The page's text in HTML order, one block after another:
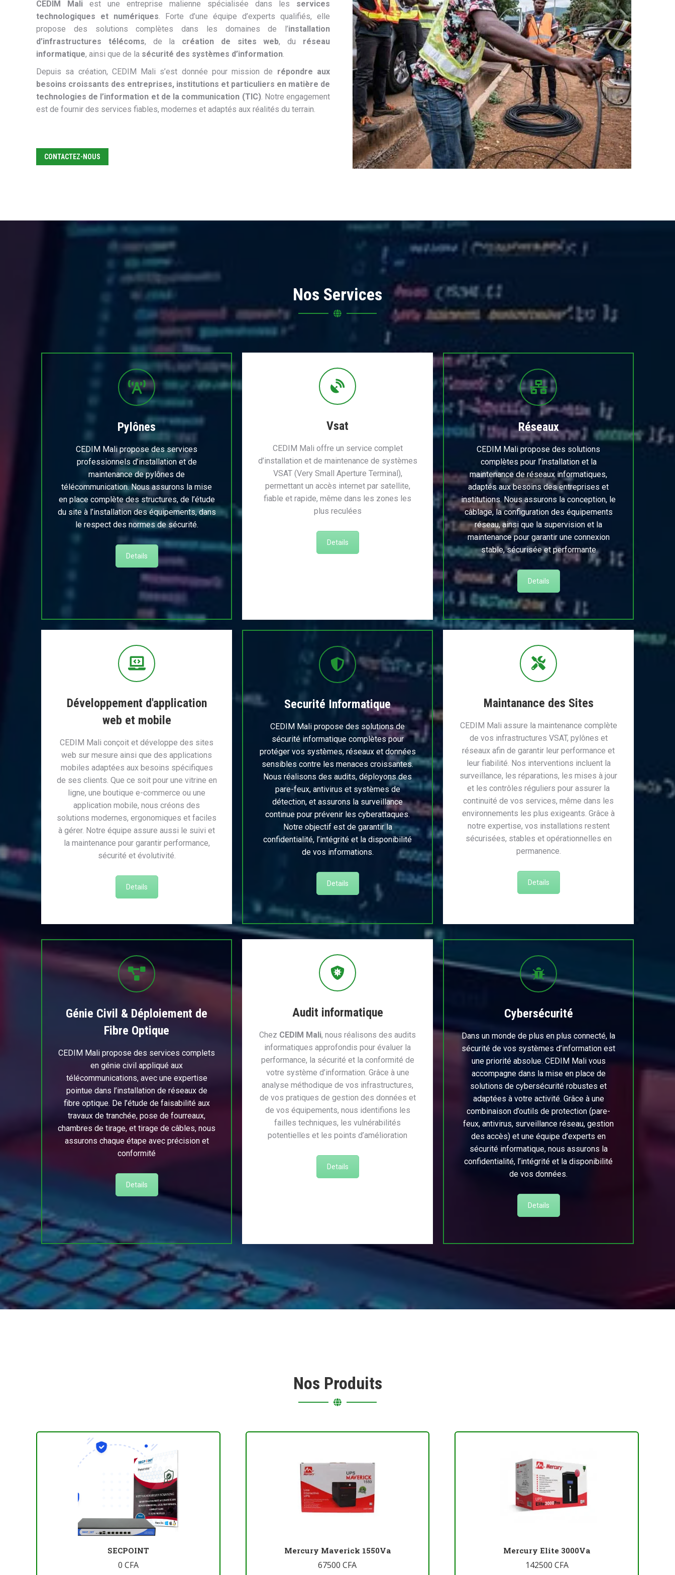
CEDIM Mali est une entreprise malienne spécialisée dans les services
technologiques et numériques. Forte d’une équipe d’experts qualifiés, elle
propose des solutions complètes dans les domaines de l’installation
d’infrastructures télécoms, de la création de sites web, du réseau
informatique, ainsi que de la sécurité des systèmes d’information.
Depuis sa création, CEDIM Mali s’est donnée pour mission de répondre aux
besoins croissants des entreprises, institutions et particuliers en matière de
technologies de l’information et de la communication (TIC). Notre engagement
est de fournir des services fiables, modernes et adaptés aux réalités du terrain.
CONTACTEZ-NOUS
Nos Services
Pylônes
CEDIM Mali propose des services
professionnels d’installation et de
maintenance de pylônes de
télécommunication. Nous assurons la mise
en place complète des structures, de l’étude
du site à l’installation des équipements, dans
le respect des normes de sécurité.
Details
Vsat
CEDIM Mali offre un service complet
d’installation et de maintenance de systèmes
VSAT (Very Small Aperture Terminal),
permettant un accès internet par satellite,
fiable et rapide, même dans les zones les
plus reculées
Details
Réseaux
CEDIM Mali propose des solutions
complètes pour l’installation et la
maintenance de réseaux informatiques,
adaptés aux besoins des entreprises et
institutions. Nous assurons la conception, le
câblage, la configuration des équipements
réseau, ainsi que la supervision et la
maintenance pour garantir une connexion
stable, sécurisée et performante
Details
Développement d'application
web et mobile
CEDIM Mali conçoit et développe des sites
web sur mesure ainsi que des applications
mobiles adaptées aux besoins spécifiques
de ses clients. Que ce soit pour une vitrine en
ligne, une boutique e-commerce ou une
application mobile, nous créons des
solutions modernes, ergonomiques et faciles
à gérer. Notre équipe assure aussi le suivi et
la maintenance pour garantir performance,
sécurité et évolutivité.
Details
Securité Informatique
CEDIM Mali propose des solutions de
sécurité informatique complètes pour
protéger vos systèmes, réseaux et données
sensibles contre les menaces croissantes.
Nous réalisons des audits, déployons des
pare-feux, antivirus et systèmes de
détection, et assurons la surveillance
continue pour prévenir les cyberattaques.
Notre objectif est de garantir la
confidentialité, l’intégrité et la disponibilité
de vos informations.
Details
Maintanance des Sites
CEDIM Mali assure la maintenance complète
de vos infrastructures VSAT, pylônes et
réseaux afin de garantir leur performance et
leur fiabilité. Nos interventions incluent la
surveillance, les réparations, les mises à jour
et les contrôles réguliers pour assurer la
continuité de vos services, même dans les
environnements les plus exigeants. Grâce à
notre expertise, vos installations restent
sécurisées, stables et opérationnelles en
permanence.
Details
Génie Civil & Déploiement de
Fibre Optique
CEDIM Mali propose des services complets
en génie civil appliqué aux
télécommunications, avec une expertise
pointue dans l’installation de réseaux de
fibre optique. De l’étude de faisabilité aux
travaux de tranchée, pose de fourreaux,
chambres de tirage, et tirage de câbles, nous
assurons chaque étape avec précision et
conformité
Details
Audit informatique
Chez CEDIM Mali, nous réalisons des audits
informatiques approfondis pour évaluer la
performance, la sécurité et la conformité de
votre système d’information. Grâce à une
analyse méthodique de vos infrastructures,
de vos pratiques de gestion des données et
de vos équipements, nous identifions les
failles techniques, les vulnérabilités
potentielles et les points d’amélioration
Details
Cybersécurité
Dans un monde de plus en plus connecté, la
sécurité de vos systèmes d’information est
une priorité absolue. CEDIM Mali vous
accompagne dans la mise en place de
solutions de cybersécurité robustes et
adaptées à votre activité. Grâce à une
combinaison d’outils de protection (pare-
feux, antivirus, surveillance réseau, gestion
des accès) et une équipe d’experts en
sécurité informatique, nous assurons la
confidentialité, l’intégrité et la disponibilité
de vos données.
Details
Nos Produits
SECPOINT
0 CFA
Mercury Maverick 1550Va
67500CFA
Mercury Elite 3000Va
142500 CFA